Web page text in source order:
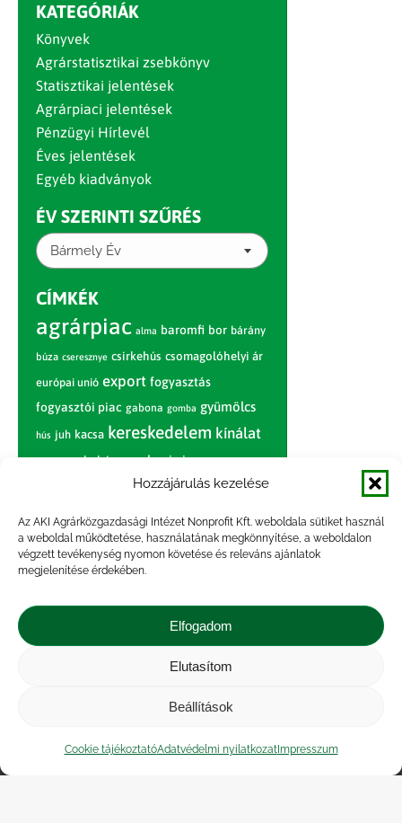
Hozzájárulás kezelése
Az AKI Agrárközgazdasági Intézet Nonprofit Kft. weboldala sütiket használ
a weboldal működtetése, használatának megkönnyítése, a weboldalon
végzett tevékenység nyomon követése és releváns ajánlatok
megjelenítése érdekében.
Elfogadom
Elutasítom
Beállítások
Cookie tájékoztatóAdatvédelmi nyilatkozatImpresszum
KATEGÓRIÁK
Könyvek
Agrárstatisztikai zsebkönyv
Statisztikai jelentések
Agrárpiaci jelentések
Pénzügyi Hírlevél
Éves jelentések
Egyéb kiadványok
ÉV SZERINTI SZŰRÉS
Bármely Év
CÍMKÉK
agrárpiac alma baromfi bor bárány
búza cseresznye csirkehús csomagolóhelyi ár
európai unió export fogyasztás
fogyasztói piac gabona gomba gyümölcs
hús juh kacsa kereskedelem kínálat
körte marhahús nagybani piac narancs
nemzetközi árinformációk
paradicsom piac piaci jelentés
pulyka pulykahús sertés sertéshús
szarvasmarha termelés
termelői
zöldség árak
átlagárértékesítési ár
Közérdekű adatok
| Adatvédelmi nyilatkozat
|